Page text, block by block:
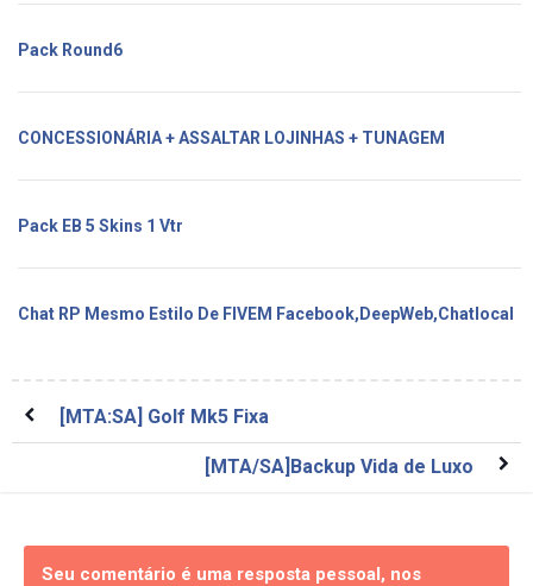
Pack Round6
CONCESSIONÁRIA + ASSALTAR LOJINHAS + TUNAGEM
Pack EB 5 Skins 1 Vtr
Chat RP Mesmo Estilo De FIVEM Facebook,DeepWeb,Chatlocal
[MTA:SA] Golf Mk5 Fixa
[MTA/SA]Backup Vida de Luxo
Seu comentário é uma resposta pessoal, nos